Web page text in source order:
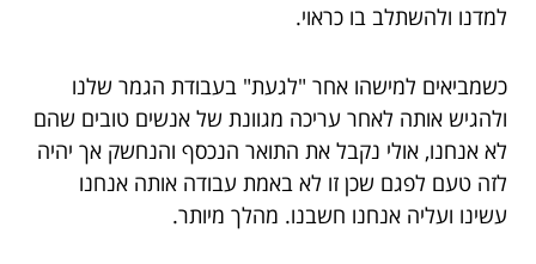
למדנו ולהשתלב בו כראוי.
כשמביאים למישהו אחר "לגעת" בעבודת הגמר שלנו
ולהגיש אותה לאחר עריכה מגוונת של אנשים טובים שהם
לא אנחנו, אולי נקבל את התואר הנכסף והנחשק אך יהיה
לזה טעם לפגם שכן זו לא באמת עבודה אותה אנחנו
עשינו ועליה אנחנו חשבנו. מהלך מיותר.